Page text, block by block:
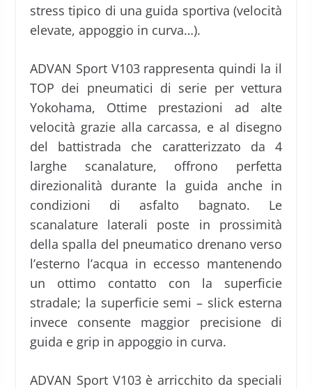
stress tipico di una guida sportiva (velocità
elevate, appoggio in curva…).
ADVAN Sport V103 rappresenta quindi la il
TOP dei pneumatici di serie per vettura
Yokohama, Ottime prestazioni ad alte
velocità grazie alla carcassa, e al disegno
del battistrada che caratterizzato da 4
larghe scanalature, offrono perfetta
direzionalità durante la guida anche in
condizioni di asfalto bagnato. Le
scanalature laterali poste in prossimità
della spalla del pneumatico drenano verso
l’esterno l’acqua in eccesso mantenendo
un ottimo contatto con la superficie
stradale; la superficie semi – slick esterna
invece consente maggior precisione di
guida e grip in appoggio in curva.
ADVAN Sport V103 è arricchito da speciali